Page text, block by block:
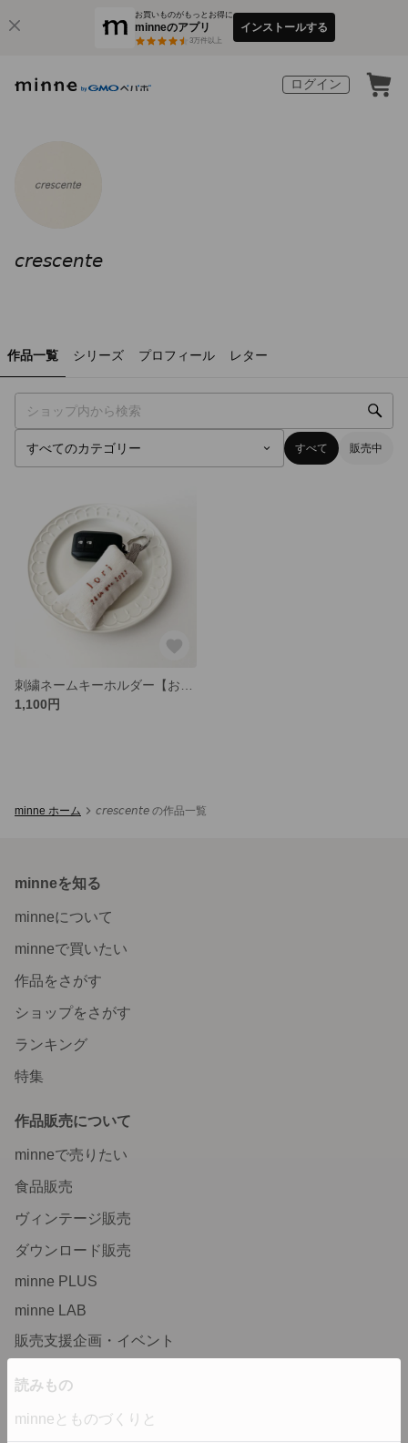
お買いものがもっとお得に
minneのアプリ
3万件以上
インストールする
ログイン
𝘤𝘳𝘦𝘴𝘤𝘦𝘯𝘵𝘦
作品一覧 シリーズ プロフィール レター
すべて 販売中
1,100円
minne ホーム 𝘤𝘳𝘦𝘴𝘤𝘦𝘯𝘵𝘦 の作品一覧
minneを知る
minneについて
minneで買いたい
作品をさがす
ショップをさがす
ランキング
特集
作品販売について
minneで売りたい
食品販売
ヴィンテージ販売
ダウンロード販売
minne PLUS
minne LAB
販売支援企画・イベント
読みもの
minneとものづくりと